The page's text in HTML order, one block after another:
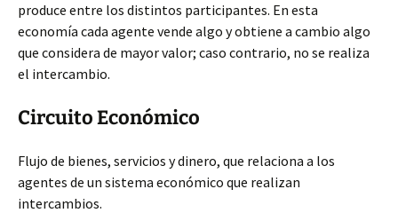
produce entre los distintos participantes. En esta
economía cada agente vende algo y obtiene a cambio algo
que considera de mayor valor; caso contrario, no se realiza
el intercambio.
Circuito Económico
Flujo de bienes, servicios y dinero, que relaciona a los
agentes de un sistema económico que realizan
intercambios.